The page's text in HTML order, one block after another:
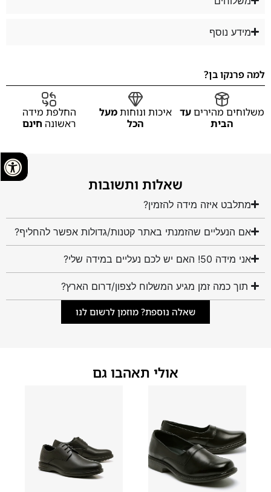
מידע נוסף
למה פרנקו בן?
משלוחים מהיריםעד
הבית
איכות ונוחותמעל
הכל
החלפת מידה
ראשונה חינם
שאלות ותשובות
מתלבט איזה מידה להזמין?
אם הנעליים שהזמנתי באתר קטנות/גדולות אפשר להחליף?
אני מידה 50! האם יש לכם נעליים במידה שלי?
תוך כמה זמן מגיע המשלוח לצפון/דרום הארץ?
שאלה נוספת? מוזמן לרשום לנו
אולי תאהבו גם
41
42
43
44